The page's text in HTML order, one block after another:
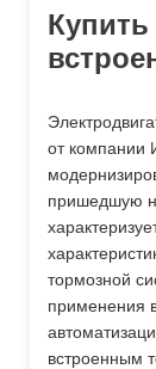
Купить
от компании
пришедшую
тормозной
применения
встроенным